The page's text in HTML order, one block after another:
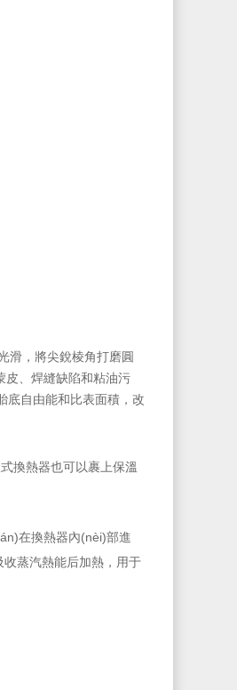
滑，將尖銳棱角打磨圓
皮、焊縫缺陷和粘油污
胎底自由能和比表面積，改
式換熱器也可以裹上保溫
在換熱器內(nèi)部進
收蒸汽熱能后加熱，用于